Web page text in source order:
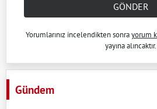
GÖNDER
Yorumlarınız incelendikten sonrayorum
yayına alıncaktır.
Gündem